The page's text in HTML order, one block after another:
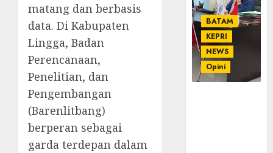
matang dan berbasis
data. Di Kabupaten
Lingga, Badan
Perencanaan,
Penelitian, dan
Pengembangan
(Barenlitbang)
berperan sebagai
garda terdepan dalam
BATAM
KEPRI
NEWS
Opini